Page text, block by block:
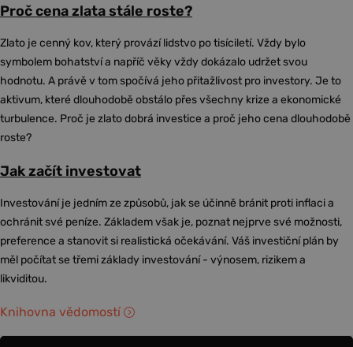
Proč cena zlata stále roste?
Zlato je cenný kov, který provází lidstvo po tisíciletí. Vždy bylo
symbolem bohatství a napříč věky vždy dokázalo udržet svou
hodnotu. A právě v tom spočívá jeho přitažlivost pro investory. Je to
aktivum, které dlouhodobě obstálo přes všechny krize a ekonomické
turbulence. Proč je zlato dobrá investice a proč jeho cena dlouhodobě
roste?
Jak začít investovat
Investování je jedním ze způsobů, jak se účinně bránit proti inflaci a
ochránit své peníze. Základem však je, poznat nejprve své možnosti,
preference a stanovit si realistická očekávání. Váš investiční plán by
měl počítat se třemi základy investování - výnosem, rizikem a
likviditou.
Knihovna vědomostí